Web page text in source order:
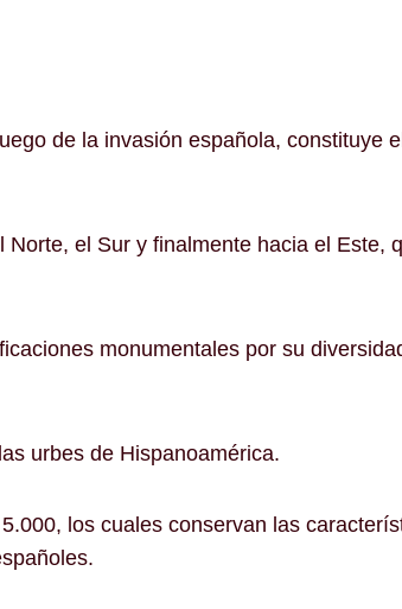
de la invasión española, constituye
el Sur y finalmente hacia el Este,
monumentales por su
urbes de Hispanoamérica.
los cuales conservan las